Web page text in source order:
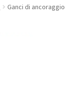
Ganci di ancoraggio